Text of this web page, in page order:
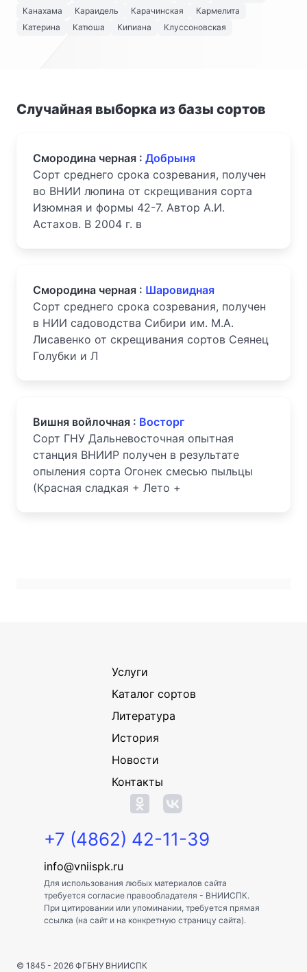
Канахама
Караидель Карачинская
Кармелита
Катерина
Катюша Кипиана Клуссоновская
Случайная выборка из базы сортов
Смородина черная : Добрыня
Сорт среднего срока созревания, получен
во ВНИИ люпина от скрещивания сорта
Изюмная и формы 42-7. Автор А.И.
Астахов. В 2004 г. в
Смородина черная : Шаровидная
Сорт среднего срока созревания, получен
в НИИ садоводства Сибири им. М.А.
Лисавенко от скрещивания сортов Сеянец
Голубки и Л
Вишня войлочная : Восторг
Сорт ГНУ Дальневосточная опытная
станция ВНИИР получен в результате
опыления сорта Огонек смесью пыльцы
(Красная сладкая + Лето +
Услуги
Каталог сортов
Литература
История
Новости
Контакты
+7 (4862) 42-11-39
info@vniispk.ru
Для использования любых материалов сайта
требуется согласие правообладателя - ВНИИСПК.
При цитировании или упоминании, требуется прямая
ссылка (на сайт и на конкретную страницу сайта).
© 1845 - 2026 ФГБНУ ВНИИСПК